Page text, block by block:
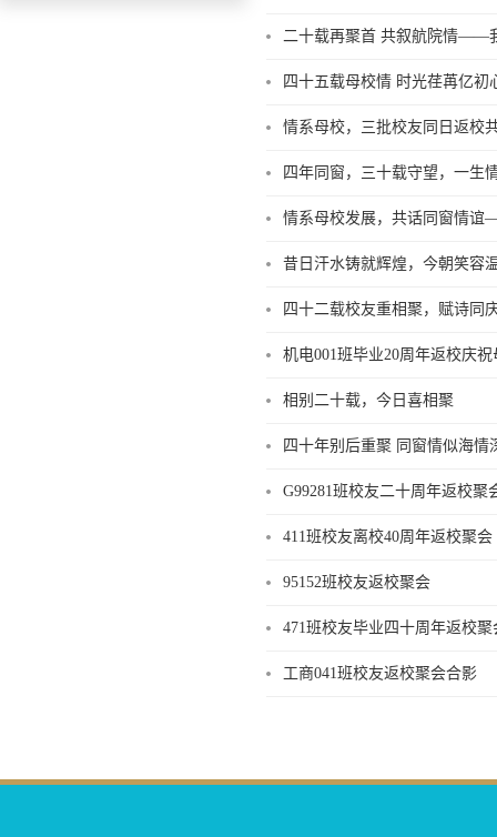
二十载再聚首 共叙航院情——
四十五载母校情 时光荏苒亿初
情系母校，三批校友同日返校
四年同窗，三十载守望，一生
情系母校发展，共话同窗情谊
昔日汗水铸就辉煌，今朝笑
四十二载校友重相聚，赋诗同
机电001班毕业20周年返校庆祝
相别二十载，今日喜相聚
四十年别后重聚 同窗情似海情
G99281班校友二十周年返校聚
411班校友离校40周年返校聚会
95152班校友返校聚会
471班校友毕业四十周年返校聚
工商041班校友返校聚会合影